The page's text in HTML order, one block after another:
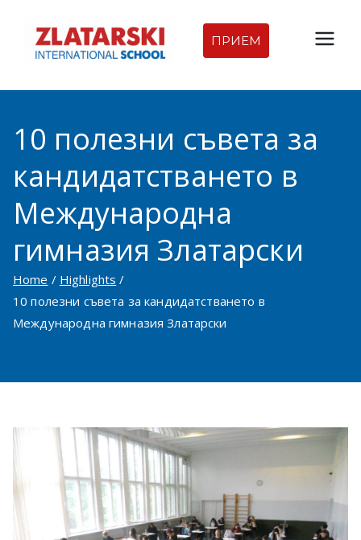
content
Междуна
родна
гимназия
Златарск
и |
Междуна
родно
в София
ПРИЕМ
10 полезни съвета за
кандидатстването в
Международна
гимназия Златарски
Home
Highlights
10 полезни съвета за кандидатстването в
Международна гимназия Златарски